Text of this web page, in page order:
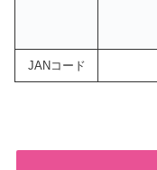
JANコード